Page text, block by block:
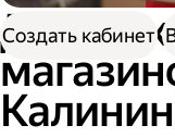
Создать кабинет